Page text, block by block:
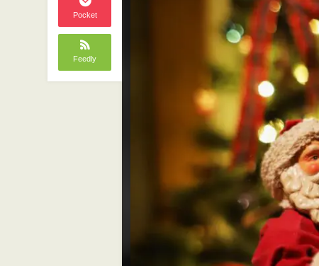
Pocket
Feedly